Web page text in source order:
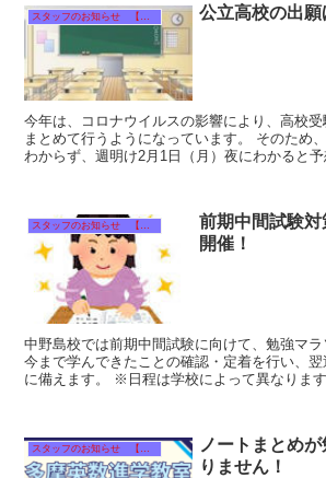
スタッフのお知らせ 【それぞれのタイトルをクリック！】 公立高校の出願
今年は、コロナウイルスの影響により、高校
まとめて行うようになっています。 そのため、倍率なども速報値も
わからず、週明け2月1日（月）夜にわかると予想
前期中間試験
開催！
中野島校では前期中間試験に向けて、勉強マラ
今まで学んできたことの確認・定着を行い、
に備えます。 ※日程は学校によって異なります。ご注意ください。
ノートまとめ
りません！